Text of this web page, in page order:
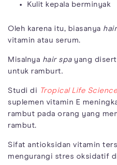
Kulit kepala berminyak
Oleh karena itu, biasanya
vitamin atau serum.
Misalnya hair spayang
untuk ramburt.
Studi di Tropical Life
suplemen vitamin E
rambut pada orang yang
rambut.
Sifat antioksidan vitamin
mengurangi stres oksidatif